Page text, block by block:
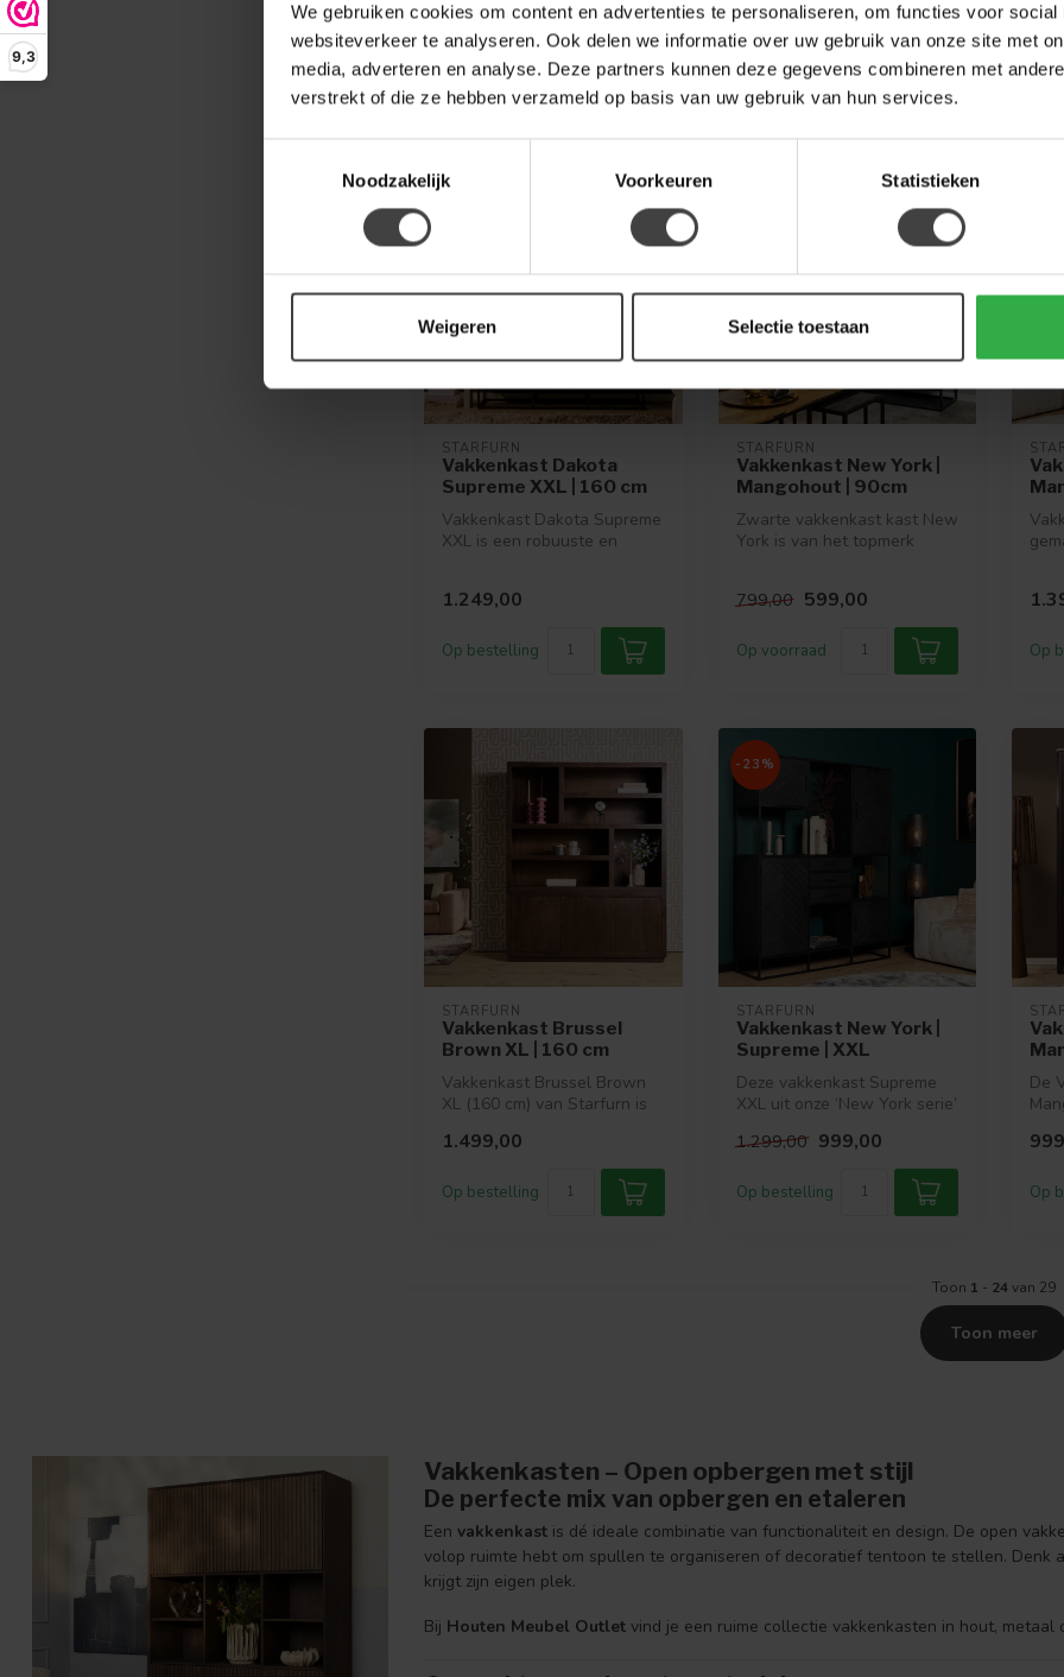
We gebruiken cookies om content en advertenties te personaliseren, om functies voor social
websiteverkeer te analyseren. Ook delen we informatie over uw gebruik van onze site met
media, adverteren en analyse. Deze partners kunnen deze gegevens combineren met
verstrekt of die ze hebben verzameld op basis van uw gebruik van hun services.
Noodzakelijk
Voorkeuren Statistieken
Weigeren Selectie toestaan
9,3
Boekenkast Brussel Sand.
Dez...
999,00
Op bestelling
voorzien...
1.399,00
Op bestelling
met
STARFURN
Vakkenkast Dakota
Supreme XXL | 160 cm
Vakkenkast Dakota Supreme
XXL is een robuuste en
1.249,00
Op bestelling
STARFURN
Vakkenkast New York |
Mangohout | 90cm
Zwarte vakkenkast kast New
York is van het topmerk
799,00 599,00
Op voorraad Op
STARFURN
Vakkenkast Brussel
Brown XL | 160 cm
Vakkenkast Brussel Brown
XL (160 cm) van Starfurn is
e...
1.499,00
Op bestelling
-23%
STARFURN
Vakkenkast New York |
Supreme | XXL
Deze vakkenkast Supreme
XXL uit onze ‘New York serie’
1.299,00 999,00
Op bestelling
De
Op
Toon 1 - 24van 29
Toon meer
Vakkenkasten – Open opbergen met stijl
De perfecte mix van opbergen en etaleren
Een vakkenkast is dé ideale combinatie van functionaliteit en design. De open
volop ruimte hebt om spullen te organiseren of decoratief tentoon te stellen. Denk
krijgt zijn eigen plek.
Bij Houten Meubel Outlet vind je een ruime collectie vakkenkasten in hout, metaal